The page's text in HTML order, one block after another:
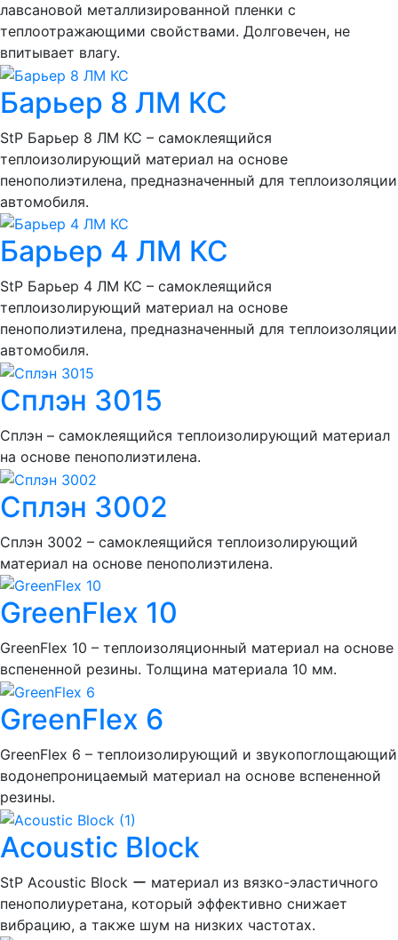
лавсановой металлизированной пленки с
теплоотражающими свойствами. Долговечен, не
впитывает влагу.
Барьер 8 ЛМ КС
StP Барьер 8 ЛМ КС – самоклеящийся
теплоизолирующий материал на основе
пенополиэтилена, предназначенный для теплоизоляции
автомобиля.
Барьер 4 ЛМ КС
StP Барьер 4 ЛМ КС – самоклеящийся
теплоизолирующий материал на основе
пенополиэтилена, предназначенный для теплоизоляции
автомобиля.
Сплэн 3015
Сплэн – самоклеящийся теплоизолирующий материал
на основе пенополиэтилена.
Сплэн 3002
Сплэн 3002 – самоклеящийся теплоизолирующий
материал на основе пенополиэтилена.
GreenFlex 10
GreenFlex 10 – теплоизоляционный материал на основе
вспененной резины. Толщина материала 10 мм.
GreenFlex 6
GreenFlex 6 – теплоизолирующий и звукопоглощающий
водонепроницаемый материал на основе вспененной
резины.
Acoustic Block
StP Acoustic Block ー материал из вязко-эластичного
пенополиуретана, который эффективно снижает
вибрацию, а также шум на низких частотах.